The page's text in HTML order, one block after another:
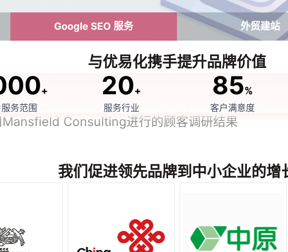
Google SEO 服务 外贸建站
与优易化携手提升品牌价值
+
务范围
20+
服务行业
85%
客户满意度
Consulting进行的顾客调研结果
我们促进领先品牌到中小企业的增